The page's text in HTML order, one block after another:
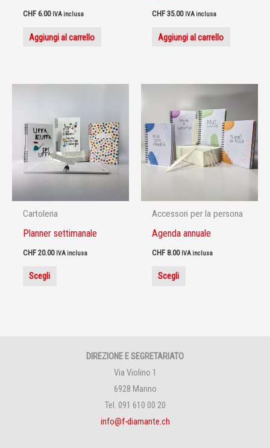
CHF6.00 IVA inclusa
Aggiungi al carrello
CHF35.00 IVA inclusa
Aggiungi al carrello
Cartoleria
Planner settimanale
CHF20.00 IVA inclusa
Scegli
ha
più
varianti.
Le
scelte
nella
Accessori per la persona
Agenda annuale
CHF8.00 IVA inclusa
Scegli
prodotto
ha
più
varianti.
essere
scelte
nella
DIREZIONE E SEGRETARIATO
Via Violino 1
6928 Manno
Tel. 091 610 00 20
info@f-diamante.ch